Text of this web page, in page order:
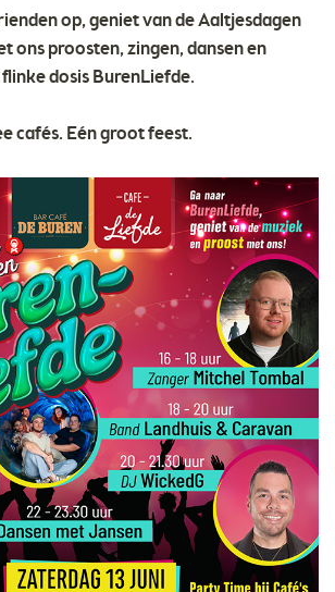
op, geniet van de Aaltjesdagen
ons proosten, zingen, dansen en
dosis BurenLiefde.
cafés. Eén groot feest.